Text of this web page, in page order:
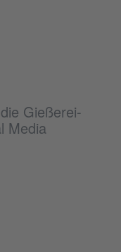
Gießerei-
Media